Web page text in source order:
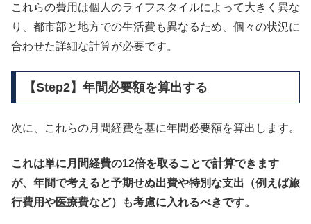
これらの費用は個人のライフスタイルによって大きく異な
り、都市部と地方での生活費も異なるため、個々の状況に
合わせた詳細な計算が必要です。
【Step2】年間必要額を算出する
次に、これらの月間経費を基に年間必要額を算出します。
これは単に月間経費の12倍を取ることで計算できます
が、年間で考えると予期せぬ出費や特別な支出（例えば旅
行費用や医療費など）も考慮に入れるべきです。